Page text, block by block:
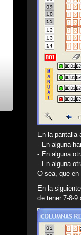
En la pantalla
- En alguna
- En alguna
- En alguna
O sea, que
En la
de tener 7-8-9